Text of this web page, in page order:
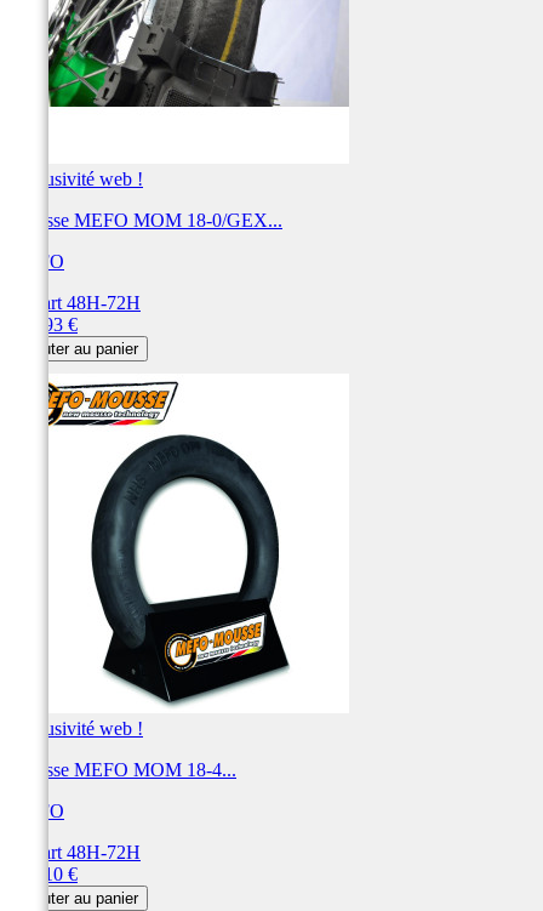
Exclusivité web !
Mousse MEFO MOM 18-0/GEX...
MEFO
Départ 48H-72H
160,93 €
Ajouter au panier
Exclusivité web !
Mousse MEFO MOM 18-4...
MEFO
Départ 48H-72H
160,10 €
Ajouter au panier